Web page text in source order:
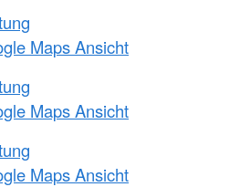
Maps Ansicht
Maps Ansicht
Maps Ansicht